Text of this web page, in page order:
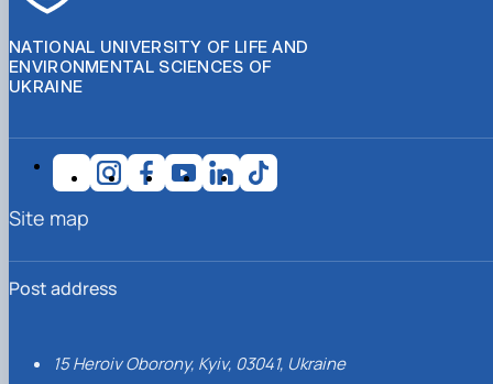
NATIONAL UNIVERSITY OF LIFE AND
ENVIRONMENTAL SCIENCES OF
UKRAINE
Post address
15 Heroiv Oborony, Kyiv, 03041, Ukraine
Site map